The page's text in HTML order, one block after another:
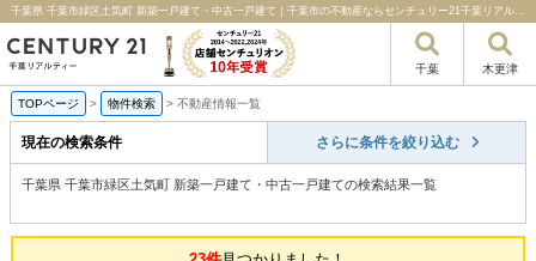
千葉県 千葉市緑区土気町 新築一戸建て・中古一戸建て｜千葉市の不動産ならセンチュリー21千葉リアルティー
千葉 木更津
TOPページ > 物件検索 > 不動産情報一覧
現在の検索条件 さらに条件を絞り込む
千葉県 千葉市緑区土気町 新築一戸建て・中古一戸建ての検索結果一覧